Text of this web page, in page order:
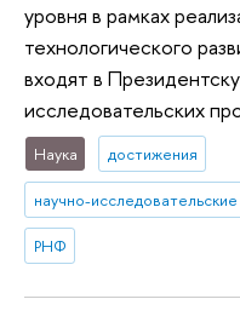
уровня в рамках
технологического
входят в
исследовательских
Наука достижения
научно-
РНФ